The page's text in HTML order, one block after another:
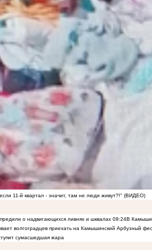
11-й квартал - значит, там не люди живут?!" (ВИДЕО)
о надвигающихся ливнях и шквалах 09:24В
волгоградцев приехать на Камышинский Арбузный
сумасшедшая жара